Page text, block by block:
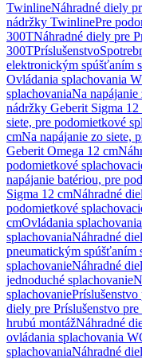
TwinlineNáhradné diely
nádržky TwinlinePre
300TNáhradné diely pre
300TPríslušenstvo
elektronickým spúšťaním
Ovládania splachovania
splachovaniaNa napájanie
nádržky Geberit Sigma 12
siete, pre podomietkové
cmNa napájanie zo siete,
Geberit Omega 12 cm
podomietkové
napájanie batériou, pre
Sigma 12 cmNáhradné
podomietkové
cmOvládania
splachovaniaNáhradné
pneumatickým spúšťaním
splachovanieNáhradné
jednoduché splachovanie
splachovanie
diely pre Príslušenstvo
hrubú montážNáhradné
ovládania splachovania
splachovaniaNáhradné